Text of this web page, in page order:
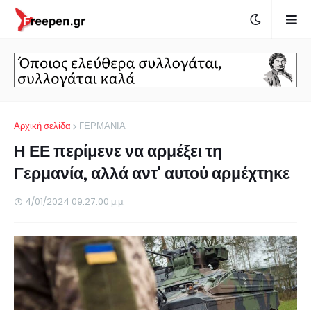
Αρχική σελίδα ΓΕΡΜΑΝΙΑ
Η ΕΕ περίμενε να αρμέξει τη
Γερμανία, αλλά αντ' αυτού αρμέχτηκε
4/01/2024 09:27:00 μ.μ.